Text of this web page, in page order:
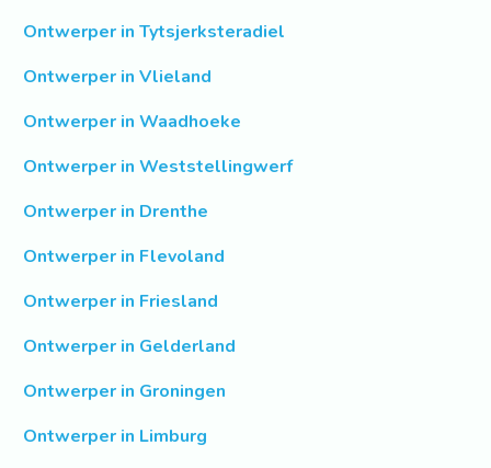
Ontwerper in Tytsjerksteradiel
Ontwerper in Vlieland
Ontwerper in Waadhoeke
Ontwerper in Weststellingwerf
Ontwerper in Drenthe
Ontwerper in Flevoland
Ontwerper in Friesland
Ontwerper in Gelderland
Ontwerper in Groningen
Ontwerper in Limburg